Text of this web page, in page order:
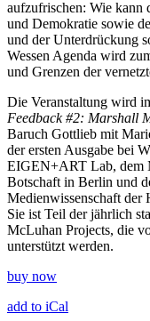
aufzufrischen: Wie kann
und Demokratie sowie
und der Unterdrückung
Wessen Agenda wird
und Grenzen der
Die Veranstaltung wird
Feedback #2: Marshall
Baruch Gottlieb mit
der ersten Ausgabe bei
EIGEN+ART Lab, dem
Botschaft in Berlin und
Medien­wissen­schaft
Sie ist Teil der jährlich
McLuhan Projects, die
unterstützt werden.
buy now
add to iCal